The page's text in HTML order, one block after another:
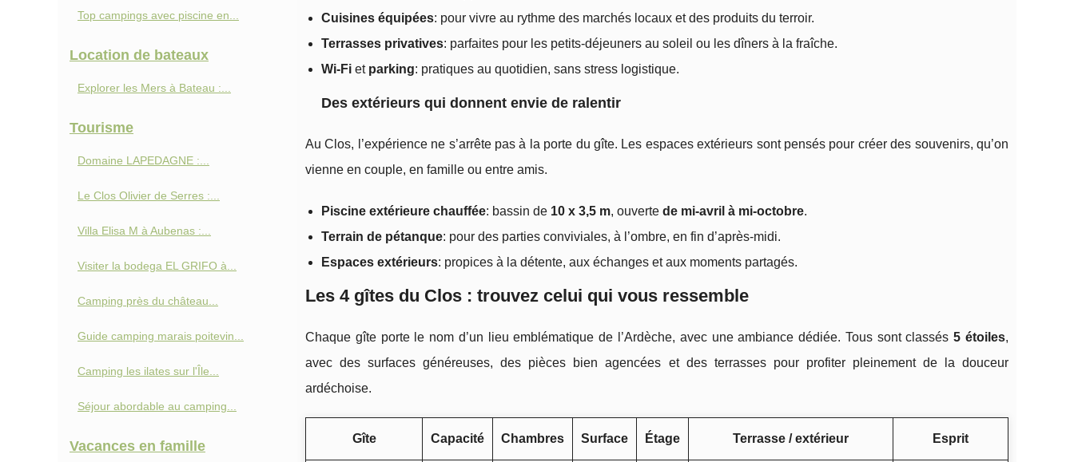
Cuisines équipées: pour vivre au rythme des marchés locaux et des produits du terroir.
Terrasses privatives: parfaites pour les petits-déjeuners au soleil ou les dîners à la fraîche.
Wi‑Fi et parking: pratiques au quotidien, sans stress logistique.
Des extérieurs qui donnent envie de ralentir
Au Clos, l’expérience ne s’arrête pas à la porte du gîte. Les espaces extérieurs sont pensés pour créer des souvenirs, qu’on
vienne en couple, en famille ou entre amis.
Piscine extérieure chauffée: bassin de 10 x 3,5 m, ouverte de mi-avril à mi-octobre.
Terrain de pétanque: pour des parties conviviales, à l’ombre, en fin d’après-midi.
Espaces extérieurs: propices à la détente, aux échanges et aux moments partagés.
Les 4 gîtes du Clos : trouvez celui qui vous ressemble
Chaque gîte porte le nom d’un lieu emblématique de l’Ardèche, avec une ambiance dédiée. Tous sont classés5 étoiles,
avec des surfaces généreuses, des pièces bien agencées et des terrasses pour profiter pleinement de la douceur
ardéchoise.
Gîte Capacité Chambres Surface Étage Terrasse / extérieur Esprit
Top campings avec piscine en...
Location de bateaux
Explorer les Mers à Bateau :...
Tourisme
Domaine LAPEDAGNE :...
Le Clos Olivier de Serres :...
Villa Elisa M à Aubenas :...
Visiter la bodega EL GRIFO à...
Camping près du château...
Guide camping marais poitevin...
Camping les ilates sur l'Île...
Séjour abordable au camping...
Vacances en famille